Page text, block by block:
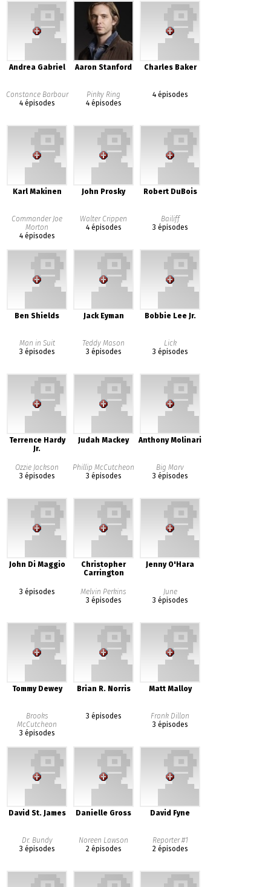
Andrea Gabriel
Constance Barbour
4 épisodes
Aaron Stanford
Pinky Ring
4 épisodes
Charles Baker
4 épisodes
Karl Makinen
Commander Joe
Morton
4 épisodes
John Prosky
Walter Crippen
4 épisodes
Robert DuBois
Bailiff
3 épisodes
Ben Shields
Man in Suit
3 épisodes
Jack Eyman
Teddy Mason
3 épisodes
Bobbie Lee Jr.
Lick
3 épisodes
Terrence Hardy
Jr.
Ozzie Jackson
3 épisodes
Judah Mackey
Phillip McCutcheon
3 épisodes
Anthony Molinari
Big Marv
3 épisodes
John Di Maggio
3 épisodes
Christopher
Carrington
Melvin Perkins
3 épisodes
Jenny O'Hara
June
3 épisodes
Tommy Dewey
Brooks
McCutcheon
3 épisodes
Brian R. Norris
3 épisodes
Matt Malloy
Frank Dillon
3 épisodes
David St. James
Dr. Bundy
3 épisodes
Danielle Gross
Noreen Lawson
2 épisodes
David Fyne
Reporter #1
2 épisodes